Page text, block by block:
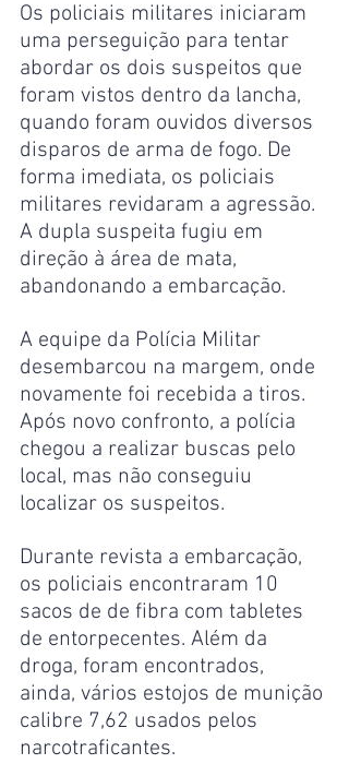
Os policiais militares iniciaram
uma perseguição para tentar
abordar os dois suspeitos que
foram vistos dentro da lancha,
quando foram ouvidos diversos
disparos de arma de fogo. De
forma imediata, os policiais
militares revidaram a agressão.
A dupla suspeita fugiu em
direção à área de mata,
abandonando a embarcação.
A equipe da Polícia Militar
desembarcou na margem, onde
novamente foi recebida a tiros.
Após novo confronto, a polícia
chegou a realizar buscas pelo
local, mas não conseguiu
localizar os suspeitos.
Durante revista a embarcação,
os policiais encontraram 10
sacos de de fibra com tabletes
de entorpecentes. Além da
droga, foram encontrados,
ainda, vários estojos de munição
calibre 7,62 usados pelos
narcotraficantes.